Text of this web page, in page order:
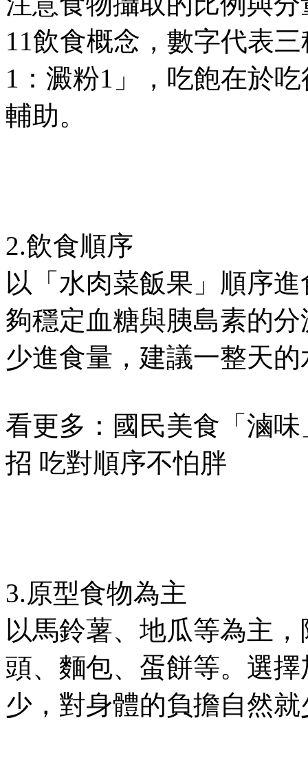
11飲食概念，數字代表
1：澱粉1」，吃飽在於
輔助。
2.飲食順序
以「水肉菜飯果」順序
夠穩定血糖與胰島素的
少進食量，建議一整天
看更多：國民美食「滷
招 吃對順序不怕胖
3.原型食物為主
以馬鈴薯、地瓜等為主
頭、麵包、蛋餅等。選
少，對身體的負擔自然就